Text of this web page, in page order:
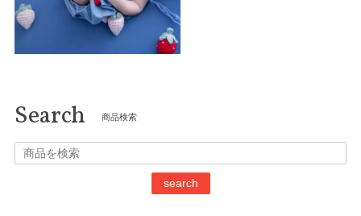
Search 商品検索
search